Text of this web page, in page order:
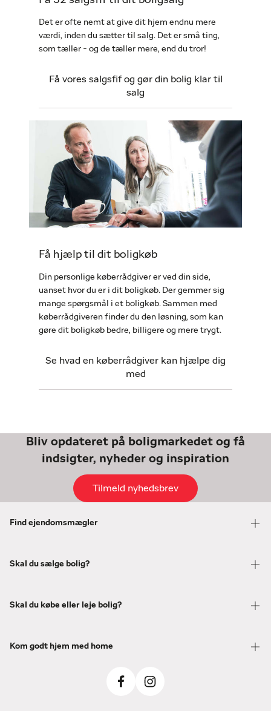
Det er ofte nemt at give dit hjem endnu mere
værdi, inden du sætter til salg. Det er små ting,
som tæller - og de tæller mere, end du tror!
Få vores salgsfif og gør din bolig klar til
salg
Få hjælp til dit boligkøb
Din personlige køberrådgiver er ved din side,
uanset hvor du er i dit boligkøb. Der gemmer sig
mange spørgsmål i et boligkøb. Sammen med
køberrådgiveren finder du den løsning, som kan
gøre dit boligkøb bedre, billigere og mere trygt.
Se hvad en køberrådgiver kan hjælpe dig
med
Bliv opdateret på boligmarkedet og få
indsigter, nyheder og inspiration
Tilmeld nyhedsbrev
Find ejendomsmægler
Skal du sælge bolig?
Skal du købe eller leje bolig?
Kom godt hjem med home